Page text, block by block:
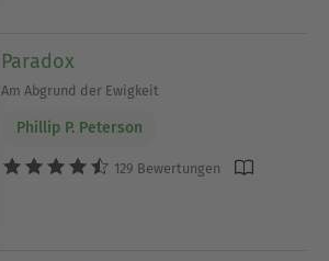
Paradox
Am Abgrund der Ewigkeit
Phillip P. Peterson
129 Bewertungen